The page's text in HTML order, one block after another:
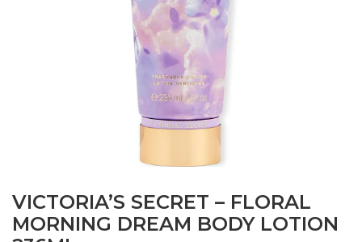
VICTORIA’S SECRET – FLORAL
MORNING DREAM BODY LOTION